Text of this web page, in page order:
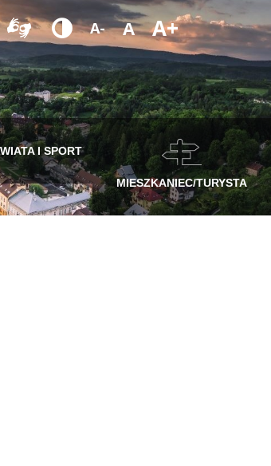
A- A A+
I SPORT
MIESZKANIEC/TURYSTA